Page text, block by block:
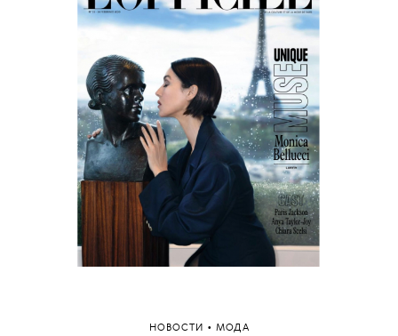
НОВОСТИ • МОДА